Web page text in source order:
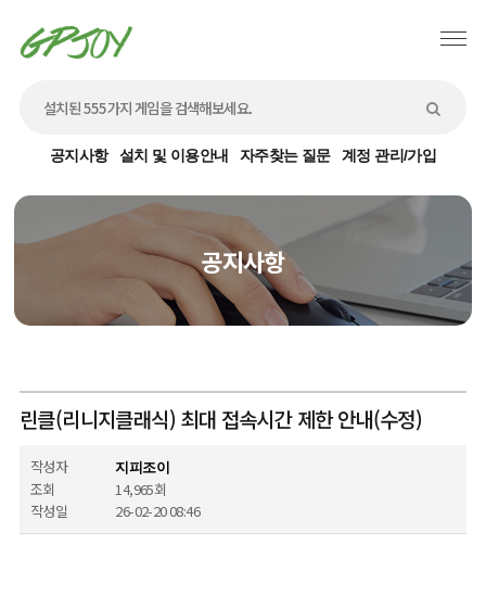
공지사항 설치 및 이용안내 자주찾는 질문 계정 관리/가입
공지사항
린클(리니지클래식) 최대 접속시간 제한 안내(수정)
작성자 지피조이
조회
14,965회
작성일
26-02-20 08:46